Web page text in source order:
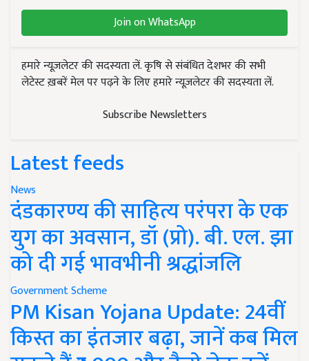
Join on WhatsApp
हमारे न्यूज़लेटर की सदस्यता लें. कृषि से संबंधित देशभर की सभी
लेटेस्ट ख़बरें मेल पर पढ़ने के लिए हमारे न्यूज़लेटर की सदस्यता लें.
Subscribe Newsletters
Latest feeds
News
दंडकारण्य की साहित्य परंपरा के एक
युग का अवसान, डॉ (प्रो). बी. एल. झा
को दी गई भावभीनी श्रद्धांजलि
Government Scheme
PM Kisan Yojana Update: 24वीं
किस्त का इंतजार बढ़ा, जानें कब मिल